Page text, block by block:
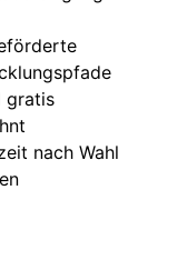
gratis
nach Wahl